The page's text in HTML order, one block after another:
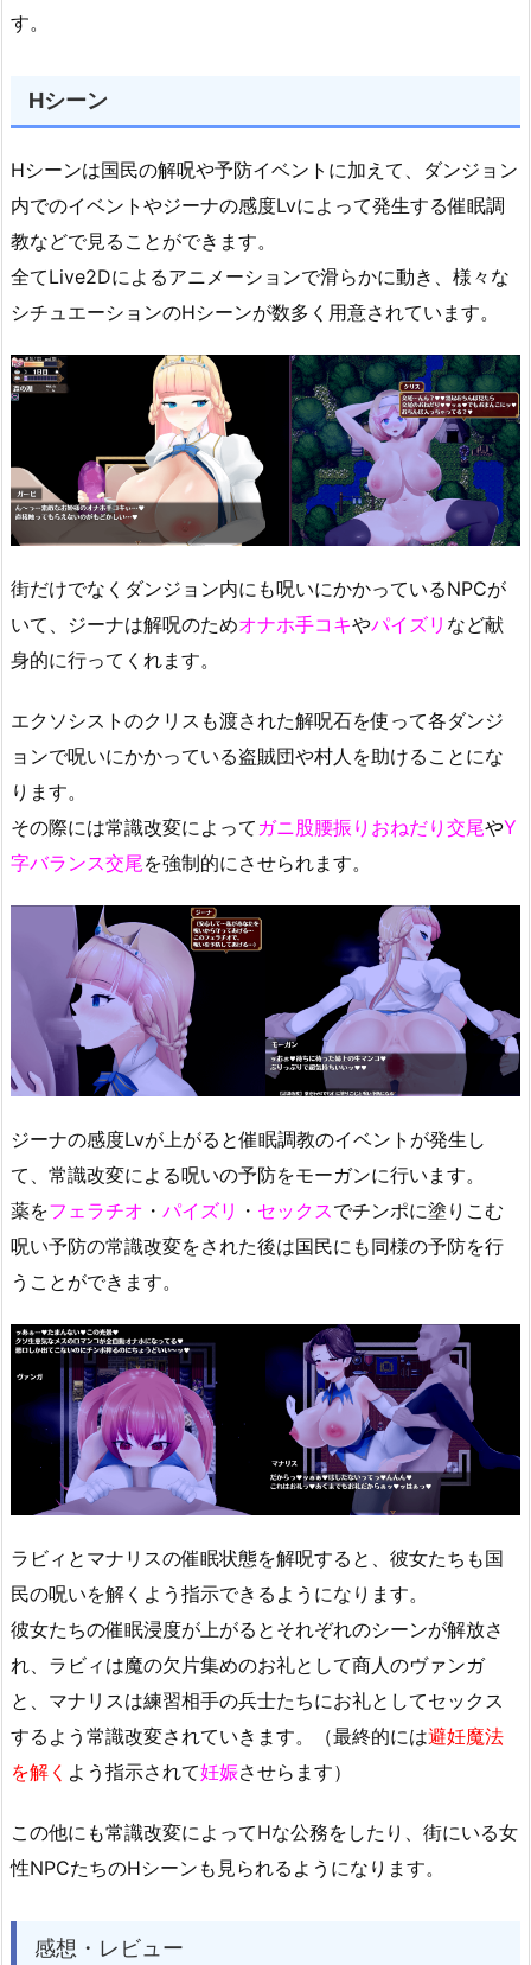
す。
Hシーン
Hシーンは国民の解呪や予防イベントに加えて、ダンジョン
内でのイベントやジーナの感度Lvによって発生する催眠調
教などで見ることができます。
全てLive2Dによるアニメーションで滑らかに動き、様々な
シチュエーションのHシーンが数多く用意されています。
街だけでなくダンジョン内にも呪いにかかっているNPCが
いて、ジーナは解呪のためオナホ手コキやパイズリ など献
身的に行ってくれます。
エクソシストのクリスも渡された解呪石を使って各ダンジ
ョンで呪いにかかっている盗賊団や村人を助けることにな
ります。
その際には常識改変によって ガニ股腰振りおねだり交尾やY
字バランス交尾を強制的にさせられます。
ジーナの感度Lvが上がると催眠調教のイベントが発生し
て、常識改変による呪いの予防をモーガンに行います。
薬をフェラチオ ・ パイズリ ・ セックスでチンポに塗りこむ
呪い予防の常識改変をされた後は国民にも同様の予防を行
うことができます。
ラビィとマナリスの催眠状態を解呪すると、彼女たちも国
民の呪いを解くよう指示できるようになります。
彼女たちの催眠浸度が上がるとそれぞれのシーンが解放さ
れ、ラビィは魔の欠片集めのお礼として商人のヴァンガ
と、マナリスは練習相手の兵士たちにお礼としてセックス
するよう常識改変されていきます。（最終的には避妊魔法
を解く よう指示されて妊娠させらます）
この他にも常識改変によってHな公務をしたり、街にいる女
性NPCたちのHシーンも見られるようになります。
感想・レビュー